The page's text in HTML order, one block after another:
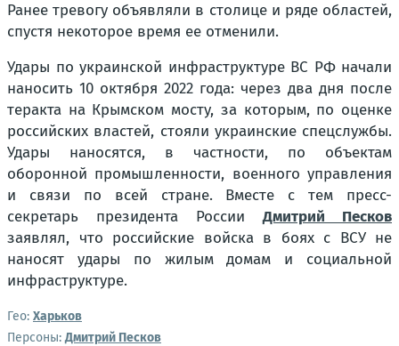
Ранее тревогу объявляли в столице и ряде областей,
спустя некоторое время ее отменили.
Удары по украинской инфраструктуре ВС РФ начали
наносить 10 октября 2022 года: через два дня после
теракта на Крымском мосту, за которым, по оценке
российских властей, стояли украинские спецслужбы.
Удары наносятся, в частности, по объектам
оборонной промышленности, военного управления
и связи по всей стране. Вместе с тем пресс-
секретарь президента РоссииДмитрий Песков
заявлял, что российские войска в боях с ВСУ не
наносят удары по жилым домам и социальной
инфраструктуре.
Гео: Харьков
Персоны: Дмитрий Песков